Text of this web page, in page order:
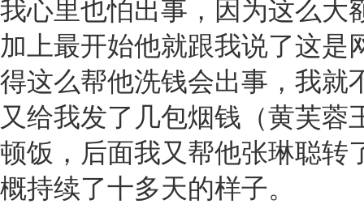
我心里也怕出事，因为这么大
加上最开始他就跟我说了这是
得这么帮他洗钱会出事，我就
又给我发了几包烟钱（黄芙蓉
顿饭，后面我又帮他张琳聪转
概持续了十多天的样子。